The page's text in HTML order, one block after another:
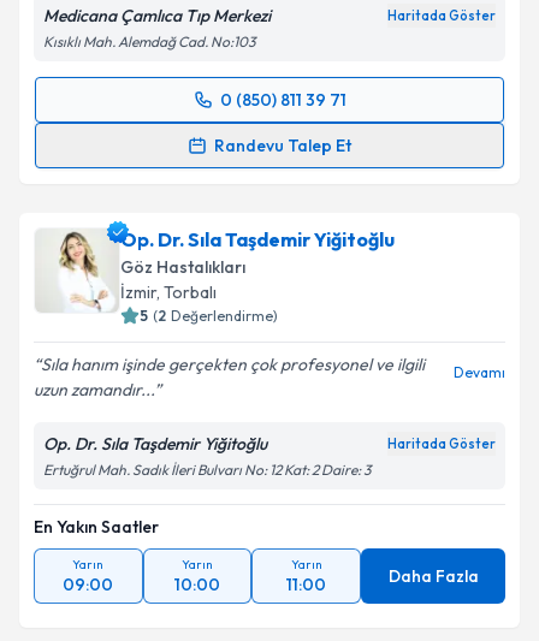
Metni'ni okudum ve kişisel verilerimin belirtilen
kapsamda işlenmesini kabul ediyorum.
Takvim Talebini Gönder
Medicana Çamlıca Tıp Merkezi Haritada Göster
Kısıklı Mah. Alemdağ Cad. No:103
0 (850) 811 39 71
Randevu Talep Et
Randevu Takvimi Talebi
takvim hazırlandığında e-posta ile bilgilendireceğiz.
E-posta Adresiniz
kapsamda işlenmesini kabul ediyorum.
Op. Dr. Sıla Taşdemir Yiğitoğlu
Göz Hastalıkları
İzmir, Torbalı
5 (2 Değerlendirme)
Sıla hanım işinde gerçekten çok profesyonel ve ilgili
uzun zamandır...
Devamı
Op. Dr. Sıla Taşdemir Yiğitoğlu Haritada Göster
Ertuğrul Mah. Sadık İleri Bulvarı No: 12 Kat: 2 Daire: 3
En Yakın Saatler
Yarın
09:00
Yarın
10:00
Yarın
11:00 Daha Fazla